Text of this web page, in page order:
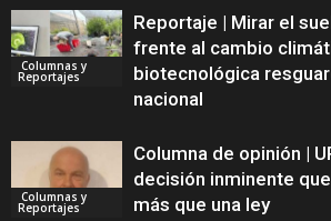
Columnas y
Reportajes
Reportaje | Mirar el
frente al cambio
biotecnológica
nacional
Columnas y
Reportajes
Columna de opinión |
decisión inminente
más que una ley